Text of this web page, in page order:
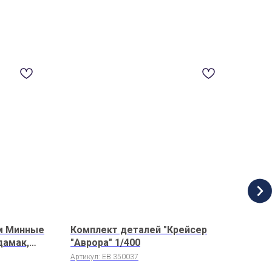
Минные
Комплект деталей "Крейсер
"Аврора" 1/400
Артикул: EB 350037